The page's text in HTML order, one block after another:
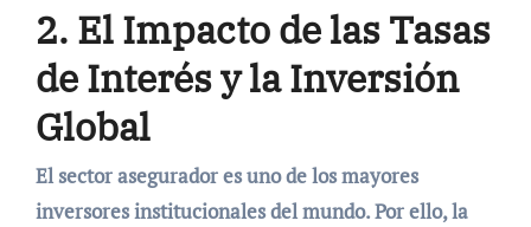
2. El Impacto de las Tasas
de Interés y la Inversión
Global
El sector asegurador es uno de los mayores
inversores institucionales del mundo. Por ello, la